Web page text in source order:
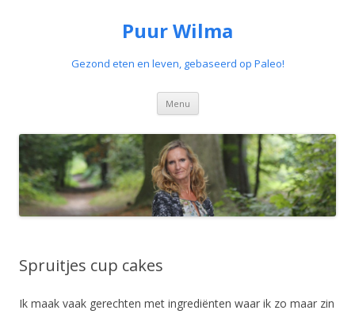
Puur Wilma
Gezond eten en leven, gebaseerd op Paleo!
Menu Spring
de
inhoud
Spruitjes cup cakes
Ik maak vaak gerechten met ingrediënten waar ik zo maar zin